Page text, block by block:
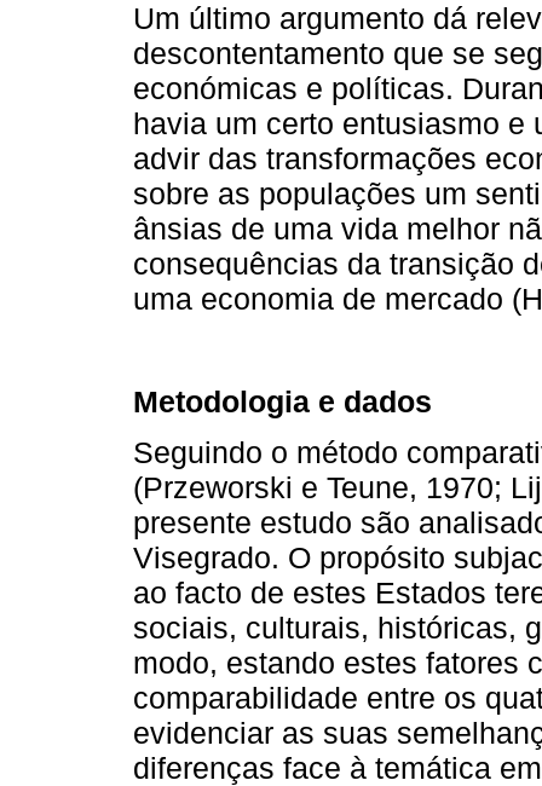
Um último argumento dá
descontentamento que se
económicas e políticas.
havia um certo entusiasmo e
advir das transformações
sobre as populações um
ânsias de uma vida melhor
consequências da transição
uma economia de mercado
Metodologia e dados
Seguindo o método
(Przeworski e Teune, 1970;
presente estudo são
Visegrado. O propósito
ao facto de estes Estados
sociais, culturais, históricas,
modo, estando estes fatores
comparabilidade entre os
evidenciar as suas
diferenças face à temática